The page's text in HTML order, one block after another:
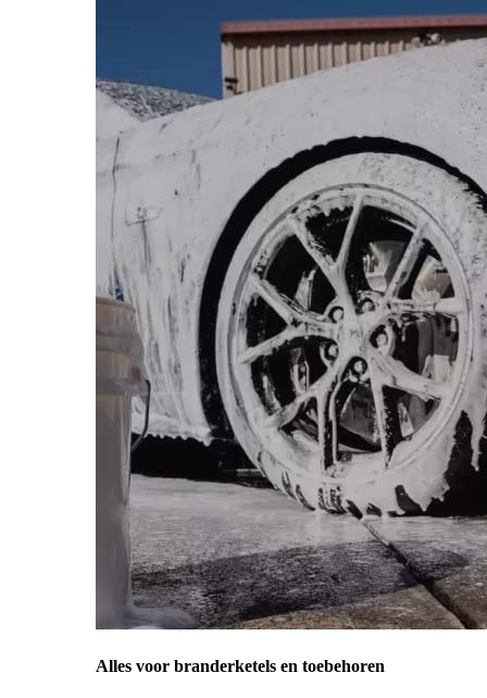
Alles voor branderketels en toebehoren